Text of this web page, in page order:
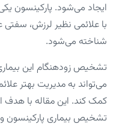
ایجاد می‌شود. پارکینسون
با علائمی نظیر لرزش،
شناخته می‌شود.
تشخیص زودهنگام این
می‌تواند به مدیریت بهتر
کمک کند. این مقاله با هدف
تشخیص بیماری پارکینسون